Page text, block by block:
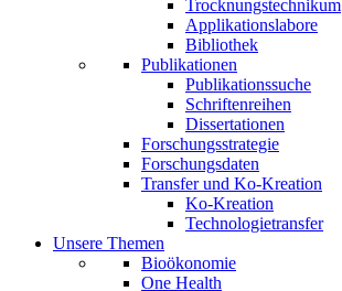
Trocknungstechnikum
Applikationslabore
Bibliothek
Publikationen
Publikationssuche
Schriftenreihen
Dissertationen
Forschungsstrategie
Forschungsdaten
Transfer und Ko-Kreation
Ko-Kreation
Technologietransfer
Unsere Themen
Bioökonomie
One Health